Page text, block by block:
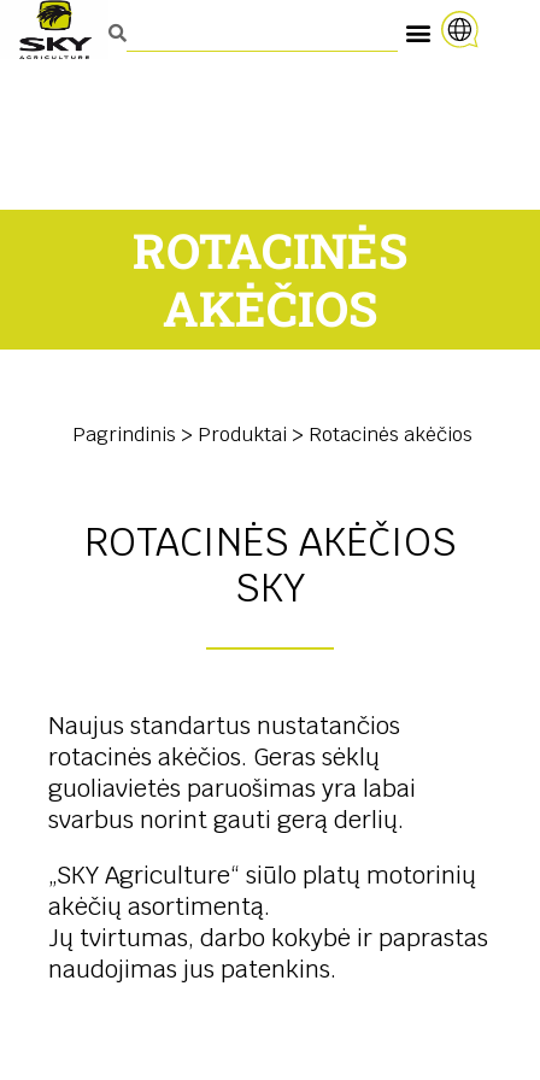
ROTACINĖS
AKĖČIOS
Pagrindinis > Produktai > Rotacinės akėčios
ROTACINĖS AKĖČIOS
SKY
Naujus standartus nustatančios
rotacinės akėčios. Geras sėklų
guoliavietės paruošimas yra labai
svarbus norint gauti gerą derlių.
„SKY Agriculture“ siūlo platų motorinių
akėčių asortimentą.
Jų tvirtumas, darbo kokybė ir paprastas
naudojimas jus patenkins.